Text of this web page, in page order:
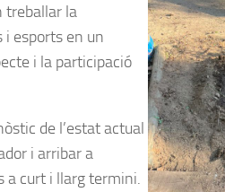
treballar la
i esports en un
i la participació
de l’estat actual
i arribar a
a curt i llarg termini.